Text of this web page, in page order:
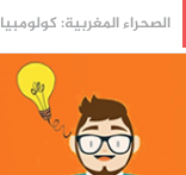
الدرهم يرتفع بـ 0,8 في المائة مقابل الدولار ما بين 30 يوليوز و5 غشت (بنك المغرب)